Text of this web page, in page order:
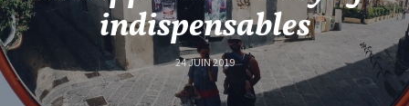
indispensables
24 JUIN 2019